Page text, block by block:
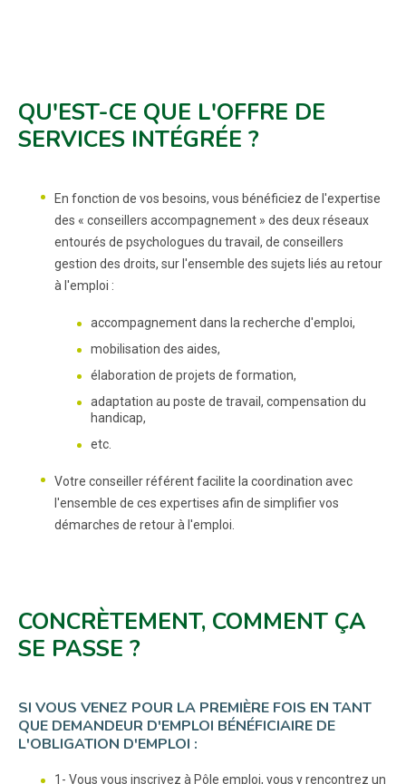
QU'EST-CE QUE L'OFFRE DE
SERVICES INTÉGRÉE ?
En fonction de vos besoins, vous bénéficiez de l'expertise
des « conseillers accompagnement » des deux réseaux
entourés de psychologues du travail, de conseillers
gestion des droits, sur l'ensemble des sujets liés au retour
à l'emploi :
accompagnement dans la recherche d'emploi,
mobilisation des aides,
élaboration de projets de formation,
adaptation au poste de travail, compensation du
handicap,
etc.
Votre conseiller référent facilite la coordination avec
l'ensemble de ces expertises afin de simplifier vos
démarches de retour à l'emploi.
CONCRÈTEMENT, COMMENT ÇA
SE PASSE ?
SI VOUS VENEZ POUR LA PREMIÈRE FOIS EN TANT
QUE DEMANDEUR D'EMPLOI BÉNÉFICIAIRE DE
L'OBLIGATION D'EMPLOI :
1- Vous vous inscrivez à Pôle emploi, vous y rencontrez un